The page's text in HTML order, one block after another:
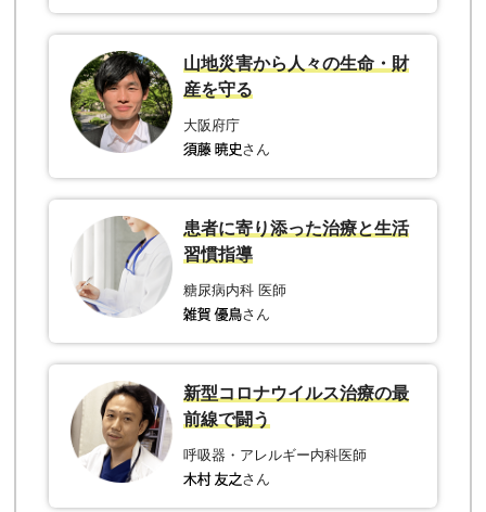
山地災害から人々の生命・財
産を守る
大阪府庁
さん
患者に寄り添った治療と生活
習慣指導
糖尿病内科 医師
さん
新型コロナウイルス治療の最
前線で闘う
呼吸器・アレルギー内科医師
さん